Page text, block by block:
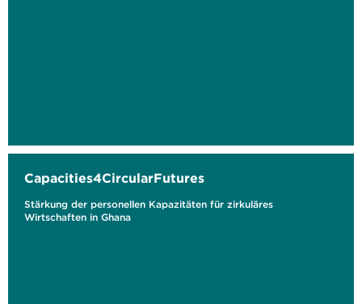
Capacities4CircularFutures
Stärkung der personellen Kapazitäten für zirkuläres
Wirtschaften in Ghana